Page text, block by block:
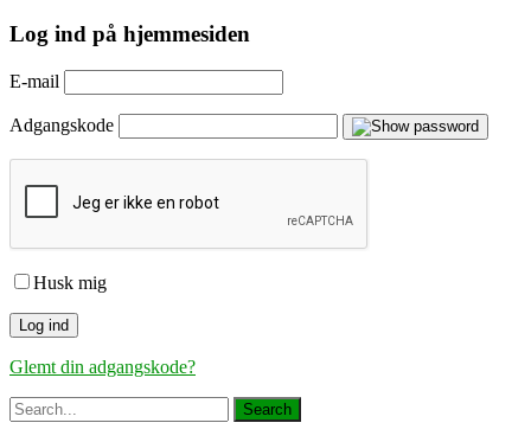
Log ind på hjemmesiden
E-mail
Adgangskode
Husk mig
Glemt din adgangskode?